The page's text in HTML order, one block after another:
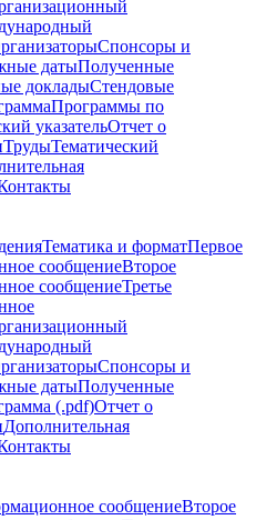
Спонсоры и
датыПолученные
докладыСтендовые
Программы по
указательОтчет о
ТрудыТематический
Тематика и форматПервое
сообщениеВторое
сообщениеТретье
Спонсоры и
датыПолученные
(.pdf)Отчет о
Дополнительная
сообщениеВторое